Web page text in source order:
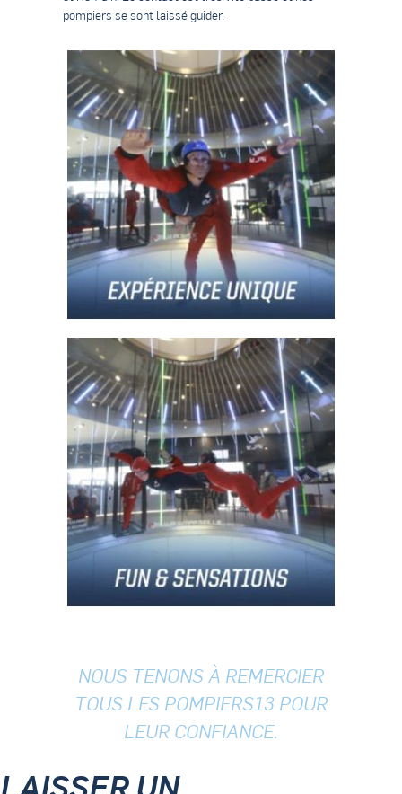
pompiers se sont laissé guider.
NOUS TENONS À REMERCIER
TOUS LES POMPIERS13 POUR
LEUR CONFIANCE.
LAISSER UN